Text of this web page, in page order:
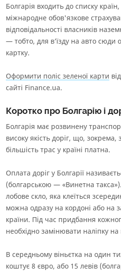
%
Загальні умови страхового
Інформація про агента
Інформація про СК
продукт
Інформація про страховий
Болгарія входить до списку
міжнародне обов'язкове
відповідальності власників
— тобто, для в’їзду на авто сюди
картку.
Оформити поліс зеленої карти
сайті Finance.ua.
Коротко про Болгарію і
Болгарія має розвинену
високу якість доріг, що,
більшість трас у країні платна.
Оплата доріг у Болгарії
(болгарською — «Винетна
лобове скло, яка клеїться
можна одразу на кордоні або на
країни. Під час придбання
необхідно замінювати наліпку на
В середньому віньєтка на один
коштує 8 євро, або 15 левів